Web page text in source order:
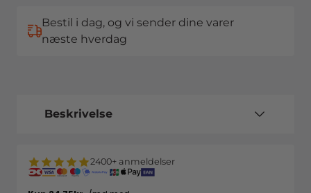
Bestil i dag, og vi sender dine varer
næste hverdag
Beskrivelse
2400+ anmeldelser